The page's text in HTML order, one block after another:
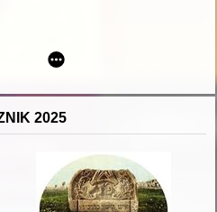
o zabawach i grach na
2025